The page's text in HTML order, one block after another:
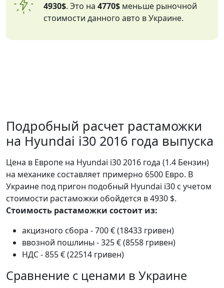
4930$. Это на4770$ меньше рыночной
стоимости данного авто в Украине.
Подробный расчет растаможки
на Hyundai i30 2016 года выпуска
Цена в Европе на Hyundai i30 2016 года (1.4 Бензин)
на механике составляет примерно 6500 Евро. В
Украине под пригон подобный Hyundai i30 с учетом
стоимости растаможки обойдется в 4930 $.
Стоимость растаможки состоит из:
акцизного сбора - 700 € (18433 гривен)
ввозной пошлины - 325 € (8558 гривен)
НДС - 855 € (22514 гривен)
Сравнение с ценами в Украине